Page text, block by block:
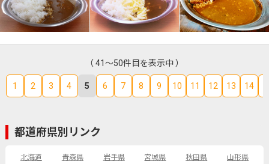
（ 41～50件目を表示中 ）
1 2 3 4 5 6 7 8 9 10 11 12 13 14
都道府県別リンク
北海道 青森県 岩手県 宮城県 秋田県
山形県